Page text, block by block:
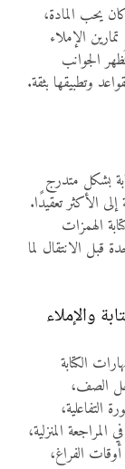
يحب المادة،
الإملاء
الجوانب
وتطبيقها بثقة.
بشكل متدرج
الأكثر تعقيدًا.
الهمزات
قبل الانتقال لما
والإملاء
الكتابة
الصف،
التفاعلية،
المنزلية،
الفراغ،